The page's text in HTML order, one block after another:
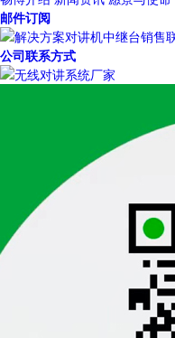
邮件订阅
公司联系方式